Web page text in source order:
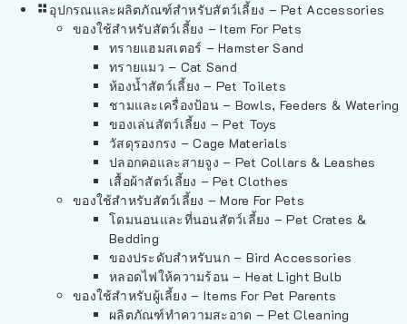
อุปกรณและผลิตภัณฑ์สำหรับสัตว์เลี้ยง – Pet Accessories
ของใช้สำหรับสัตว์เลี้ยง – Item For Pets
ทรายแฮมสเตอร์ – Hamster Sand
ทรายแมว – Cat Sand
ห้องน้ำสัตว์เลี้ยง – Pet Toilets
ชามและเครื่องป้อน – Bowls, Feeders & Watering
ของเล่นสัตว์เลี้ยง – Pet Toys
วัสดุรองกรง – Cage Materials
ปลอกคอและสายจูง – Pet Collars & Leashes
เสื้อผ้าสัตว์เลี้ยง – Pet Clothes
ของใช้สำหรับสัตว์เลี้ยง – More For Pets
โดมนอนและที่นอนสัตว์เลี้ยง – Pet Crates &
Bedding
ของประดับสำหรับนก – Bird Accessories
หลอดไฟให้ความร้อน – Heat Light Bulb
ของใช้สำหรับผู้เลี้ยง – Items For Pet Parents
ผลิตภัณฑ์ทำความสะอาด – Pet Cleaning